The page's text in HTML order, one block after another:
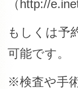
（http://
もしくは予
可能です。
※検査や手